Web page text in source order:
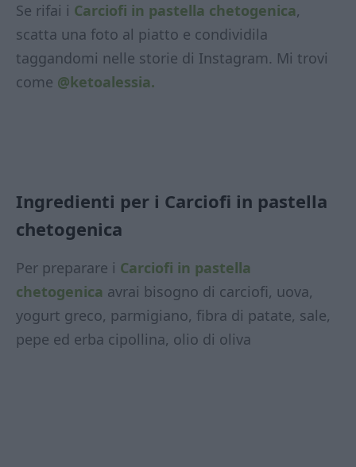
Se rifai i Carciofi in pastella chetogenica,
scatta una foto al piatto e condividila
taggandomi nelle storie di Instagram. Mi trovi
come @ketoalessia.
Ingredienti per i Carciofi in pastella
chetogenica
Per preparare i Carciofi in pastella
chetogenica avrai bisogno di carciofi, uova,
yogurt greco, parmigiano, fibra di patate, sale,
pepe ed erba cipollina, olio di oliva